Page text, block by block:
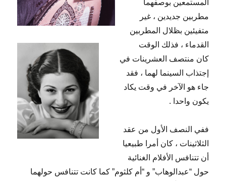
المستمعين بوصفهما
مطربين جديدين ، غير
متفيئين بظلال المطربين
القدماء ، فذلك الوقت
كان منتصف العشرينات في
إجتذاب السينما لهما ، فقد
جاء هو الآخر في وقت يكاد
يكون واحدا .
ففي النصف الأول من عقد
الثلاثينات ، كان أمرا طبيعيا
أن تتنافس الأفلام الغنائية
حول “عبدالوهاب” و “أم كلثوم” كما كانت تتنافس حولهما